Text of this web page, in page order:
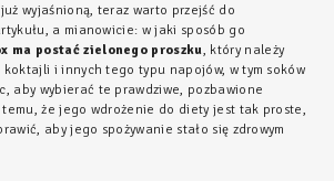
wyjaśnioną, teraz warto przejść do
a mianowicie: w jaki sposób go
ma postać zielonego proszku, który należy
i innych tego typu napojów, w tym soków
aby wybierać te prawdziwe, pozbawione
że jego wdrożenie do diety jest tak proste,
aby jego spożywanie stało się zdrowym